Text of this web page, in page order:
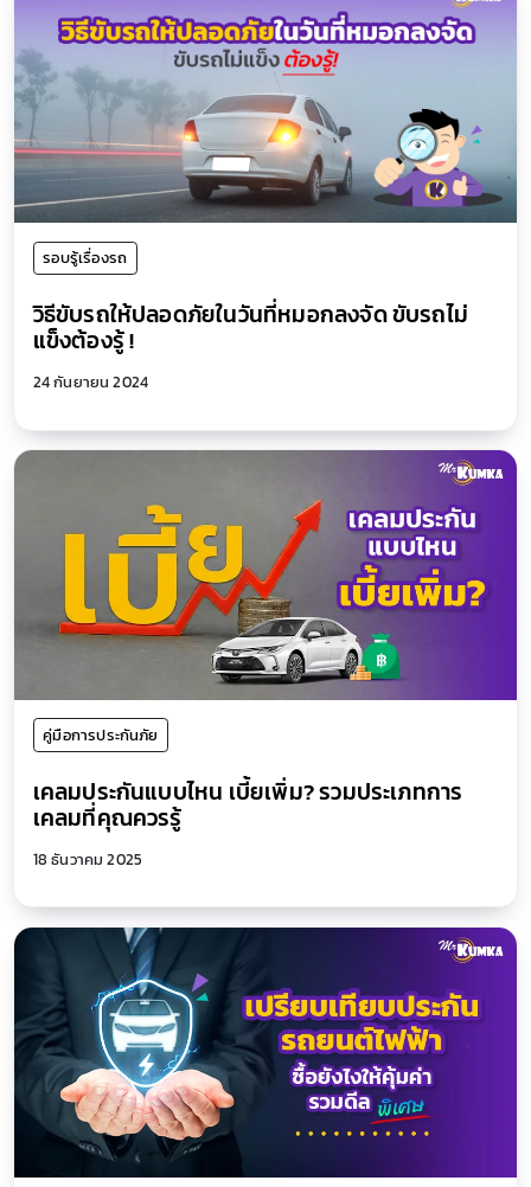
รอบรู้เรื่องรถ
วิธีขับรถให้ปลอดภัยในวันที่หมอกลงจัด ขับรถไม่
แข็งต้องรู้ !
24 กันยายน 2024
คู่มือการประกันภัย
เคลมประกันแบบไหน เบี้ยเพิ่ม? รวมประเภทการ
เคลมที่คุณควรรู้
18 ธันวาคม 2025